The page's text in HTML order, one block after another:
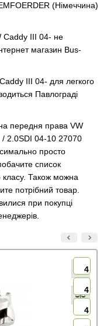
(Німеччина)
Caddy III 04- не
магазин Bus-
III 04- для легкого
Павлограді
передня права VW
/ 2.0SDI 04-10 27070
просто
список
класу. Також можна
потрібний товар.
при покупці
4
4
4